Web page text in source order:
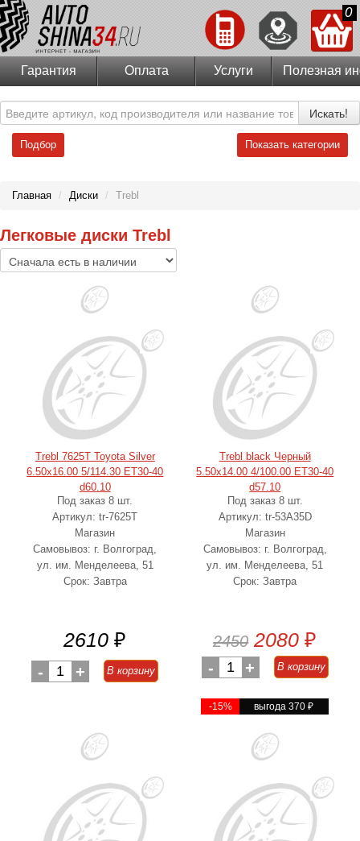
0
Гарантия Оплата Услуги Полезная
Искать!
Подбор Показать категории
Главная / Диски / Trebl
Легковые диски Trebl
Trebl 7625T Toyota Silver
6.50x16.00 5/114.30 ET30-40
d60.10
Под заказ 8 шт.
Артикул: tr-7625T
Магазин
Самовывоз: г. Волгоград,
ул. им. Менделеева, 51
Срок: Завтра
2610 ₽
- 1 + В корзину
Trebl black Черный
5.50x14.00 4/100.00 ET30-40
d57.10
Под заказ 8 шт.
Артикул: tr-53A35D
Магазин
Самовывоз: г. Волгоград,
ул. им. Менделеева, 51
Срок: Завтра
2450 2080 ₽
- 1 + В корзину
-15% выгода 370₽